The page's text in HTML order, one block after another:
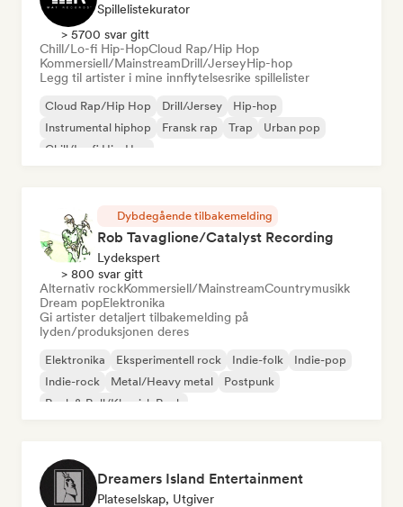
Spillelistekurator
> 5700 svar gitt
Chill/Lo-fi Hip-HopCloud Rap/Hip Hop
Kommersiell/MainstreamDrill/JerseyHip-hop
Legg til artister i mine innflytelsesrike spillelister
Cloud Rap/Hip Hop Drill/Jersey
Hip-hop
Instrumental hiphop
Fransk rap Trap
Urban pop
Chill/Lo-fi Hip-Hop
Dybdegående tilbakemelding
Rob Tavaglione/Catalyst Recording
Lydekspert
> 800 svar gitt
Alternativ rockKommersiell/MainstreamCountrymusikk
Dream popElektronika
Gi artister detaljert tilbakemelding på
lyden/produksjonen deres
Elektronika Eksperimentell rock Indie-folk
Indie-pop
Indie-rock
Metal/Heavy metal
Postpunk
Rock & Roll/Klassisk Rock
Dreamers Island Entertainment
Plateselskap, Utgiver